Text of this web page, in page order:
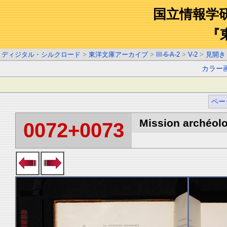
国立情報学
『
ディジタル・シルクロード > 東洋文庫アーカイブ > III-6-A-2 > V-2 > 見開き
カラー
ペー
0072+0073 Mission